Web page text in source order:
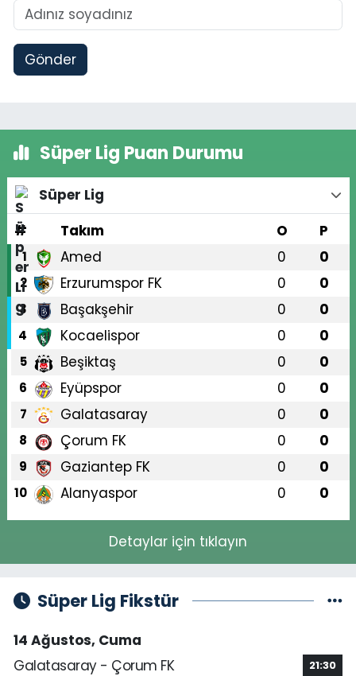
Gönder
Süper Lig Puan Durumu
Süper Lig
#
Takım O P
1 Amed 0 0
2 Erzurumspor FK 0 0
3 Başakşehir 0 0
4 Kocaelispor 0 0
5 Beşiktaş 0 0
6 Eyüpspor 0 0
7 Galatasaray 0 0
8 Çorum FK 0 0
9 Gaziantep FK 0 0
10 Alanyaspor 0 0
Detaylar için tıklayın
Süper Lig Fikstür
14 Ağustos, Cuma
Galatasaray - Çorum FK
21:30